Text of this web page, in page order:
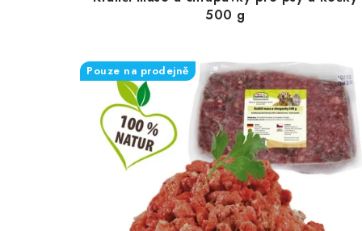
500 g
Pouze na prodejně